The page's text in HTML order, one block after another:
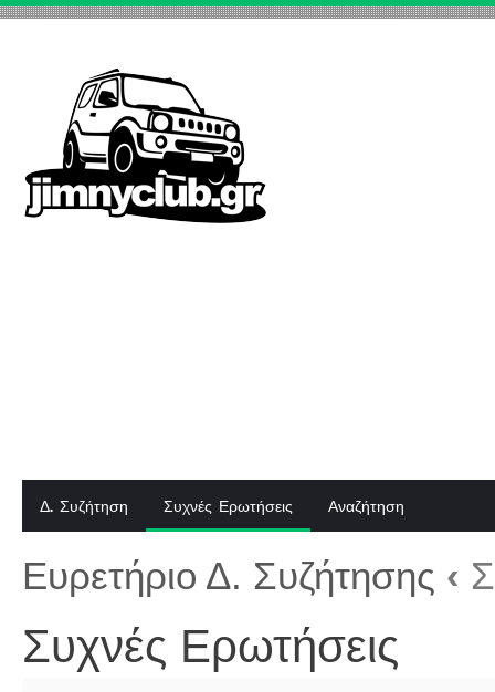
Δ. Συζήτηση Συχνές Ερωτήσεις Αναζήτηση
Ευρετήριο Δ. Συζήτησης ‹
Συχνές Ερωτήσεις